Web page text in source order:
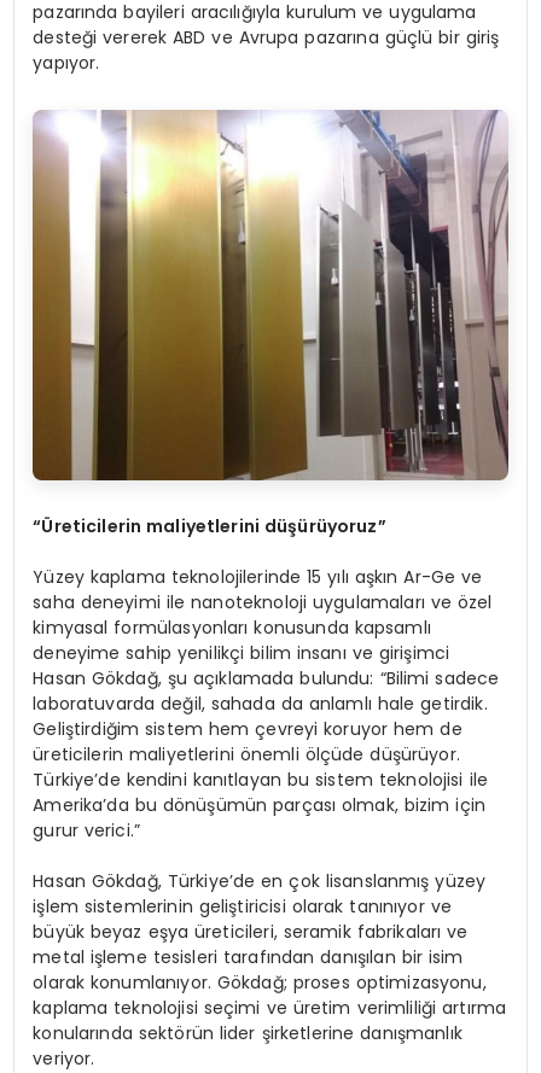
pazarında bayileri aracılığıyla kurulum ve uygulama
desteği vererek ABD ve Avrupa pazarına güçlü bir giriş
yapıyor.
“Üreticilerin maliyetlerini düşürüyoruz”
Yüzey kaplama teknolojilerinde 15 yılı aşkın Ar-Ge ve
saha deneyimi ile nanoteknoloji uygulamaları ve özel
kimyasal formülasyonları konusunda kapsamlı
deneyime sahip yenilikçi bilim insanı ve girişimci
Hasan Gökdağ, şu açıklamada bulundu: “Bilimi sadece
laboratuvarda değil, sahada da anlamlı hale getirdik.
Geliştirdiğim sistem hem çevreyi koruyor hem de
üreticilerin maliyetlerini önemli ölçüde düşürüyor.
Türkiye’de kendini kanıtlayan bu sistem teknolojisi ile
Amerika’da bu dönüşümün parçası olmak, bizim için
gurur verici.”
Hasan Gökdağ, Türkiye’de en çok lisanslanmış yüzey
işlem sistemlerinin geliştiricisi olarak tanınıyor ve
büyük beyaz eşya üreticileri, seramik fabrikaları ve
metal işleme tesisleri tarafından danışılan bir isim
olarak konumlanıyor. Gökdağ; proses optimizasyonu,
kaplama teknolojisi seçimi ve üretim verimliliği artırma
konularında sektörün lider şirketlerine danışmanlık
veriyor.